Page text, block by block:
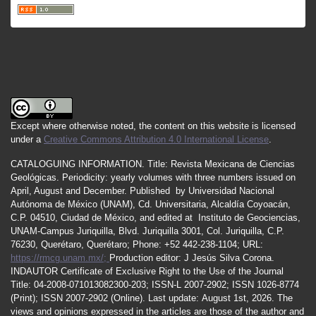
Except where otherwise noted, the content on this website is licensed
under a Creative Commons Attribution 4.0 International License.
CATALOGUING INFORMATION. Title: Revista Mexicana de Ciencias
Geológicas. Periodicity: yearly volumes with three numbers issued on
April , August and December. Published by Universidad Nacional
Autónoma de México (UNAM), Cd. Universitaria, Alcaldía Coyoacán,
C.P. 04510, Ciudad de México, and edited at Instituto de Geociencias,
UNAM-Campus Juriquilla, Blvd. Juriquilla 3001, Col. Juriquilla, C.P.
76230, Querétaro, Querétaro; Phone: +52 442-238-1104; URL:
https://rmcg.unam.mx/; Production editor: J Jesús Silva Corona.
INDAUTOR Certificate of Exclusive Right to the Use of the Journal
Title: 04-2008-071013082300-203; ISSN-L 2007-2902; ISSN 1026-8774
(Print); ISSN 2007-2902 (Online). Last update: August 1st, 2026. The
views and opinions expressed in the articles are those of the author and